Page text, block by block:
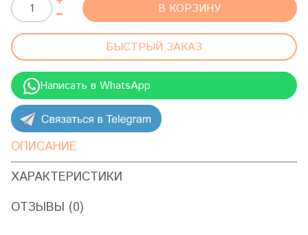
В КОРЗИНУ
БЫСТРЫЙ ЗАКАЗ
Написать в WhatsApp
ОПИСАНИЕ
ХАРАКТЕРИСТИКИ
ОТЗЫВЫ (0)